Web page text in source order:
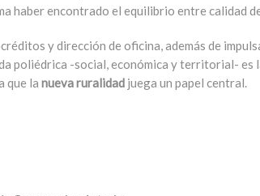
encontrado el equilibrio entre calidad
y dirección de oficina, además de
poliédrica -social, económica y territorial-
que la nueva ruralidad juega un papel central.